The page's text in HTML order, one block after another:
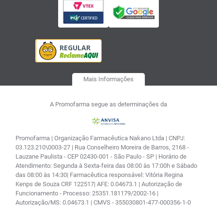
Mais Informações
A Promofarma segue as determinações da
Promofarma | Organização Farmacêutica Nakano Ltda | CNPJ:
03.123.210\0003-27 | Rua Conselheiro Moreira de Barros, 2168 -
Lauzane Paulista - CEP 02430-001 - São Paulo - SP | Horário de
Atendimento: Segunda à Sexta-feira das 08:00 às 17:00h e Sábado
das 08:00 às 14:30| Farmacêutica responsável: Vitória Regina
Kenps de Souza CRF 122517| AFE: 0.04673.1 | Autorização de
Funcionamento - Processo: 25351.181179/2002-16 |
Autorização/MS: 0.04673.1 | CMVS - 355030801-477-000356-1-0